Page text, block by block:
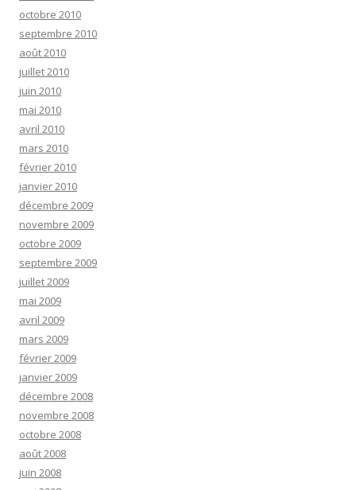
octobre 2010
septembre 2010
août 2010
juillet 2010
juin 2010
mai 2010
avril 2010
mars 2010
février 2010
janvier 2010
décembre 2009
novembre 2009
octobre 2009
septembre 2009
juillet 2009
mai 2009
avril 2009
mars 2009
février 2009
janvier 2009
décembre 2008
novembre 2008
octobre 2008
août 2008
juin 2008